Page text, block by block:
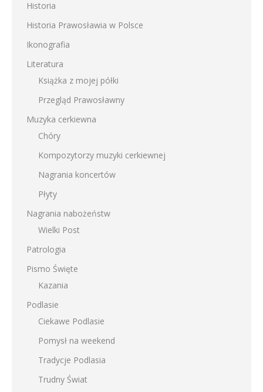
Historia
Historia Prawosławia w Polsce
Ikonografia
Literatura
Książka z mojej półki
Przegląd Prawosławny
Muzyka cerkiewna
Chóry
Kompozytorzy muzyki cerkiewnej
Nagrania koncertów
Płyty
Nagrania nabożeństw
Wielki Post
Patrologia
Pismo Święte
Kazania
Podlasie
Ciekawe Podlasie
Pomysł na weekend
Tradycje Podlasia
Trudny Świat